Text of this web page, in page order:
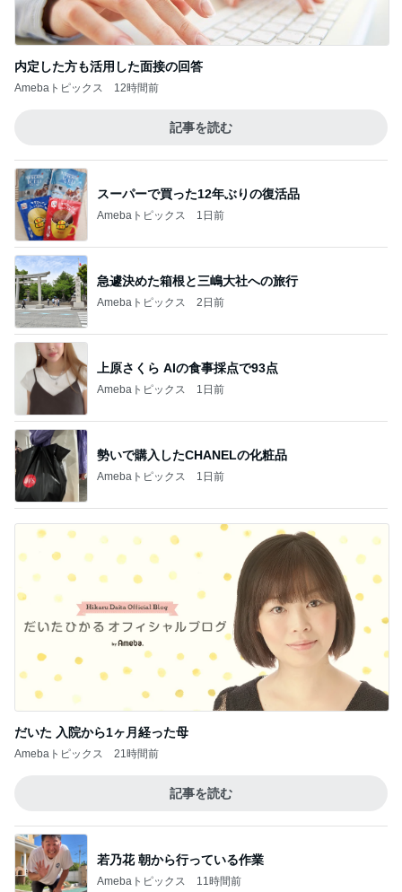
内定した方も活用した面接の回答
Amebaトピックス 12時間前
記事を読む
スーパーで買った12年ぶりの復活品
Amebaトピックス 1日前
急遽決めた箱根と三嶋大社への旅行
Amebaトピックス 2日前
上原さくら AIの食事採点で93点
Amebaトピックス 1日前
勢いで購入したCHANELの化粧品
Amebaトピックス 1日前
だいた 入院から1ヶ月経った母
Amebaトピックス 21時間前
記事を読む
若乃花 朝から行っている作業
Amebaトピックス 11時間前